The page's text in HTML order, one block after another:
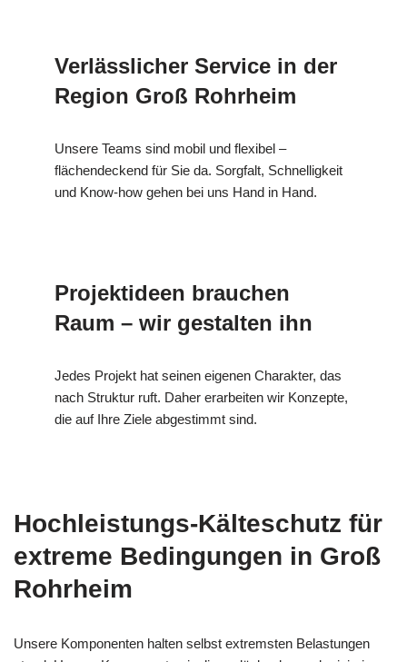
Verlässlicher Service in der
Region Groß Rohrheim
Unsere Teams sind mobil und flexibel –
flächendeckend für Sie da. Sorgfalt, Schnelligkeit
und Know-how gehen bei uns Hand in Hand.
Projektideen brauchen
Raum – wir gestalten ihn
Jedes Projekt hat seinen eigenen Charakter, das
nach Struktur ruft. Daher erarbeiten wir Konzepte,
die auf Ihre Ziele abgestimmt sind.
Hochleistungs-Kälteschutz für
extreme Bedingungen in Groß
Rohrheim
Unsere Komponenten halten selbst extremsten Belastungen